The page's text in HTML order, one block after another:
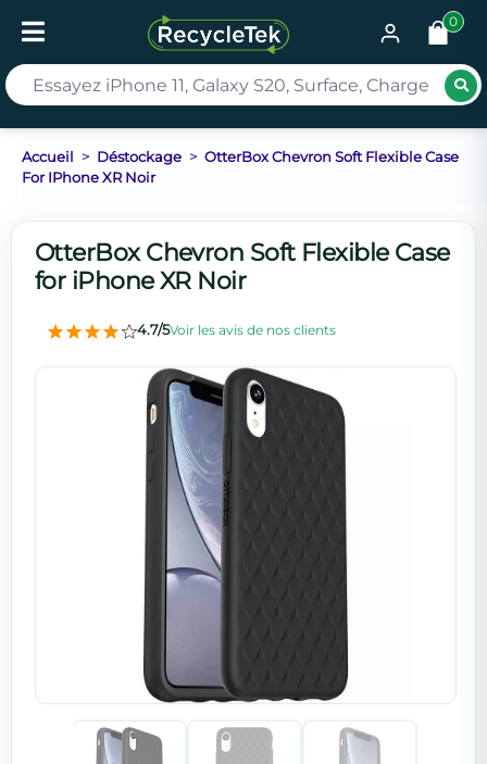
0
Accueil Déstockage
OtterBox Chevron Soft Flexible Case
For IPhone XR Noir
OtterBox Chevron Soft Flexible Case
for iPhone XR Noir
4.7/5Voir les avis de nos clients